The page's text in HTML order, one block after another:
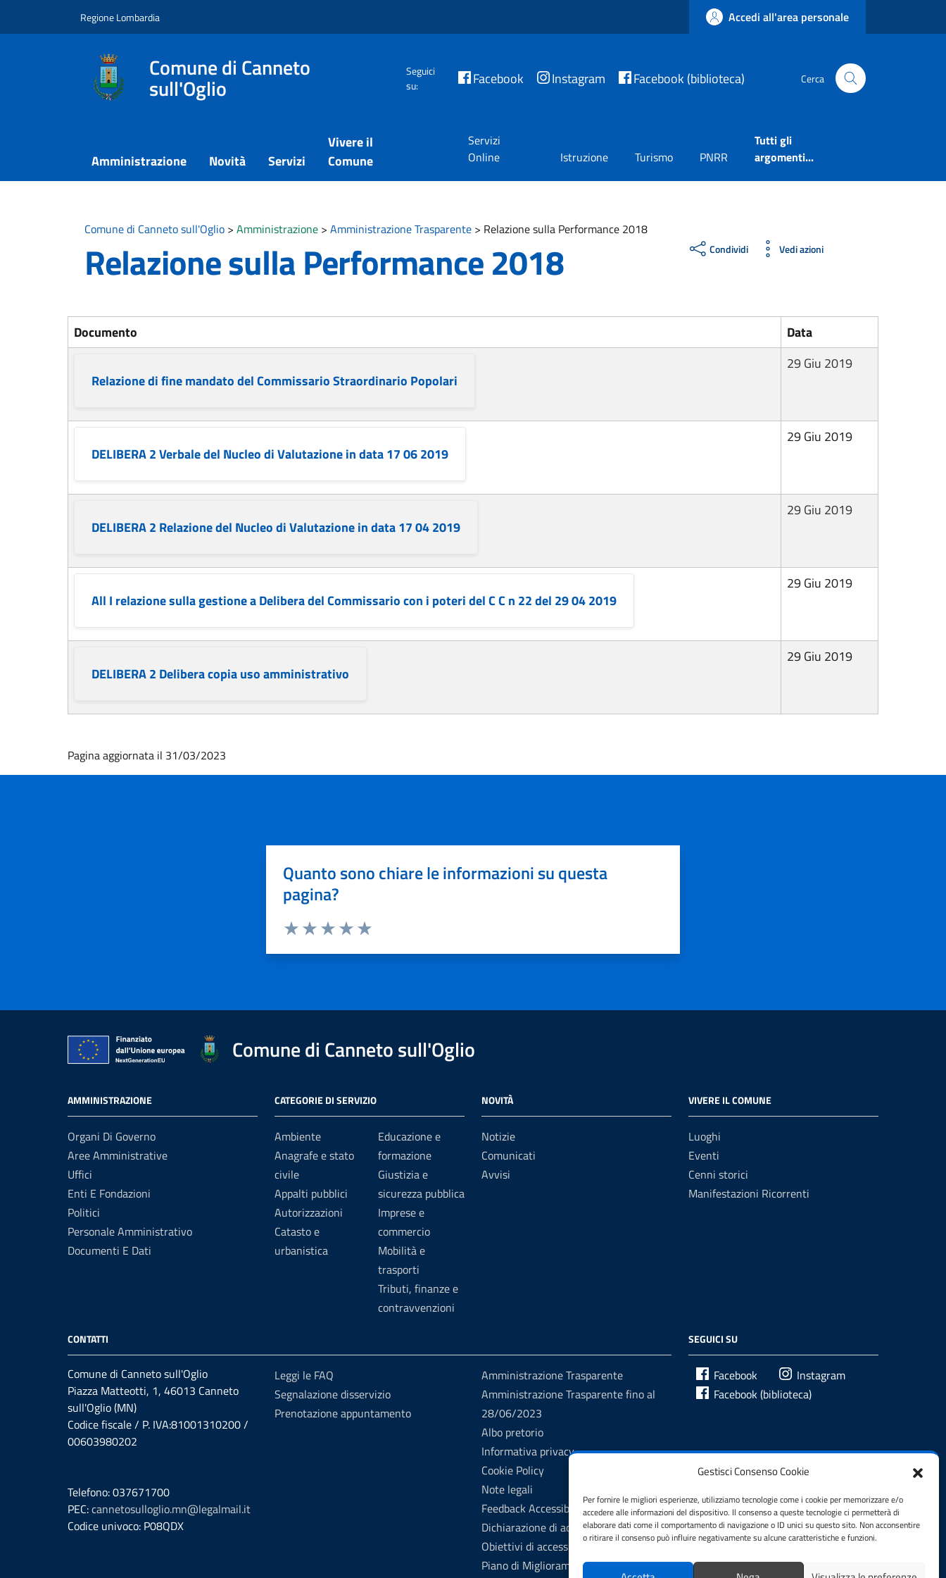
Gestisci Consenso Cookie
Per fornire le migliori esperienze, utilizziamo tecnologie come i cookie per memorizzare e/o
accedere alle informazioni del dispositivo. Il consenso a queste tecnologie ci permetterà di
elaborare dati come il comportamento di navigazione o ID unici su questo sito. Non acconsentire
o ritirare il consenso può influire negativamente su alcune caratteristiche e funzioni.
Regione Lombardia Accedi all'area personale
Comune di Canneto
sull'Oglio
Seguici
su:
Facebook Instagram Facebook (biblioteca) Cerca
Amministrazione Novità Servizi
Vivere il
Comune
Servizi
Online
Istruzione Turismo PNRR
Tutti gli
argomenti...
Comune di Canneto sull'Oglio > Amministrazione > Amministrazione Trasparente > Relazione sulla Performance 2018
Relazione sulla Performance 2018 Condividi Vedi azioni
Documento Data
Relazione di fine mandato del Commissario Straordinario Popolari
29 Giu 2019
DELIBERA 2 Verbale del Nucleo di Valutazione in data 17 06 2019
29 Giu 2019
DELIBERA 2 Relazione del Nucleo di Valutazione in data 17 04 2019
29 Giu 2019
All I relazione sulla gestione a Delibera del Commissario con i poteri del C C n 22 del 29 04 2019
29 Giu 2019
DELIBERA 2 Delibera copia uso amministrativo
29 Giu 2019
Pagina aggiornata il 31/03/2023
Quanto sono chiare le informazioni su questa
pagina?
Comune di Canneto sull'Oglio
AMMINISTRAZIONE
Organi Di Governo
Aree Amministrative
Uffici
Enti E Fondazioni
Politici
Personale Amministrativo
Documenti E Dati
CATEGORIE DI SERVIZIO
Ambiente
Anagrafe e stato
civile
Appalti pubblici
Autorizzazioni
Catasto e
urbanistica
Educazione e
formazione
Giustizia e
sicurezza pubblica
Imprese e
commercio
Mobilità e
trasporti
Tributi, finanze e
contravvenzioni
NOVITÀ
Notizie
Comunicati
Avvisi
VIVERE IL COMUNE
Luoghi
Eventi
Cenni storici
Manifestazioni Ricorrenti
CONTATTI
Comune di Canneto sull'Oglio
Piazza Matteotti, 1, 46013 Canneto
sull'Oglio (MN)
Codice fiscale / P. IVA:81001310200 /
00603980202
Telefono: 037671700
PEC:cannetosulloglio.mn@legalmail.it
Codice univoco: P08QDX
Leggi le FAQ
Segnalazione disservizio
Prenotazione appuntamento
Amministrazione Trasparente
Amministrazione Trasparente fino al
28/06/2023
Albo pretorio
Informativa privacy
Cookie Policy
Note legali
Feedback Accessibilità
Dichiarazione di accessibilità
Obiettivi di accessibilità
Piano di Miglioramento dei Servizi
SEGUICI SU
Facebook
Instagram
Facebook (biblioteca)